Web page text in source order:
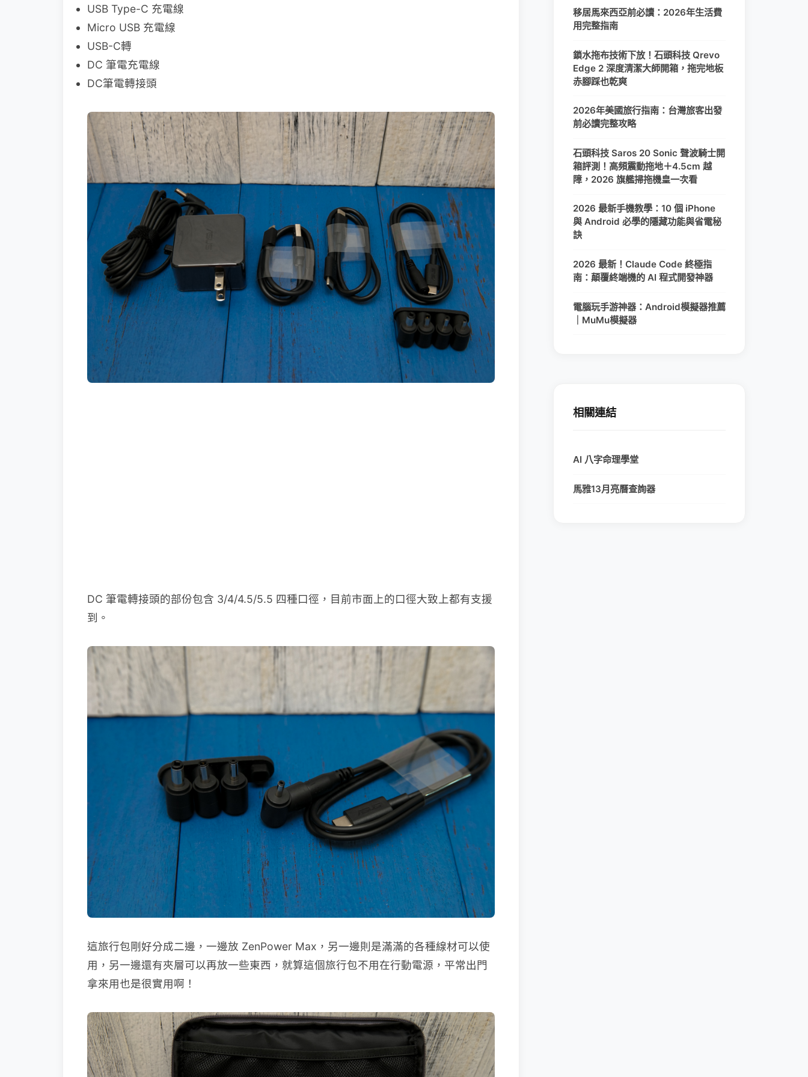
USB Type-C 充電線
Micro USB 充電線
USB-C轉
DC 筆電充電線
DC筆電轉接頭
DC 筆電轉接頭的部份包含 3/4/4.5/5.5 四種口徑，目前市面上的口徑大致上都有支援
到。
這旅行包剛好分成二邊，一邊放 ZenPower Max，另一邊則是滿滿的各種線材可以使
用，另一邊還有夾層可以再放一些東西，就算這個旅行包不用在行動電源，平常出門
拿來用也是很實用啊！
移居馬來西亞前必讀：2026年生活費
用完整指南
鎖水拖布技術下放！石頭科技 Qrevo
Edge 2 深度清潔大師開箱，拖完地板
赤腳踩也乾爽
2026年美國旅行指南：台灣旅客出發
前必讀完整攻略
石頭科技 Saros 20 Sonic 聲波騎士開
箱評測！高頻震動拖地＋4.5cm 越
障，2026 旗艦掃拖機皇一次看
2026 最新手機教學：10 個 iPhone
與 Android 必學的隱藏功能與省電秘
訣
2026 最新！Claude Code 終極指
南：顛覆終端機的 AI 程式開發神器
電腦玩手游神器：Android模擬器推薦
｜MuMu模擬器
相關連結
AI 八字命理學堂
馬雅13月亮曆查詢器